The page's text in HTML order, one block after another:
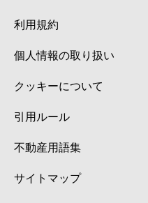
利用規約
個人情報の取り扱い
クッキーについて
引用ルール
不動産用語集
サイトマップ